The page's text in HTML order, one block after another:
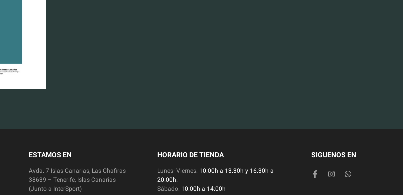
ESTAMOS EN
Avda. 7 Islas Canarias, Las Chafiras
38639 – Tenerife, Islas Canarias
(Junto a InterSport)
HORARIO DE TIENDA
Lunes- Viernes: 10:00h a 13.30h y 16.30h a
20.00h.
Sábado: 10:00h a 14:00h
SIGUENOS EN